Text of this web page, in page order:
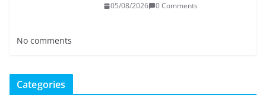
05/08/2026 0 Comments
No comments
Categories